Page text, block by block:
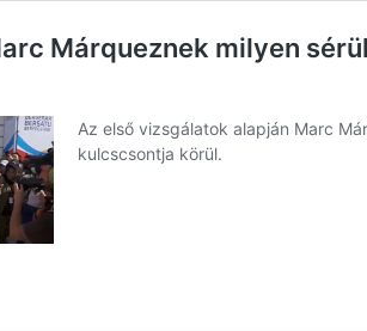
Márqueznek milyen
Az első vizsgálatok alapján Marc
kulcscsontja körül.